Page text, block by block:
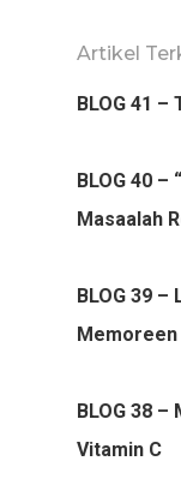
Artikel
BLOG 41 –
BLOG 40 –
Masaalah
BLOG 39 –
Memoreen
BLOG 38 –
Vitamin C